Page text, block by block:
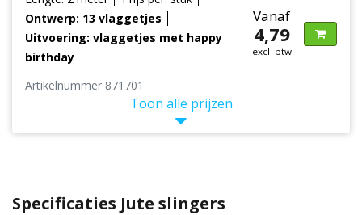
Ontwerp: 13 vlaggetjes
Uitvoering: vlaggetjes met happy
birthday
Vanaf
4,79
excl. btw
Artikelnummer 871701
Toon alle prijzen
Specificaties Jute slingers